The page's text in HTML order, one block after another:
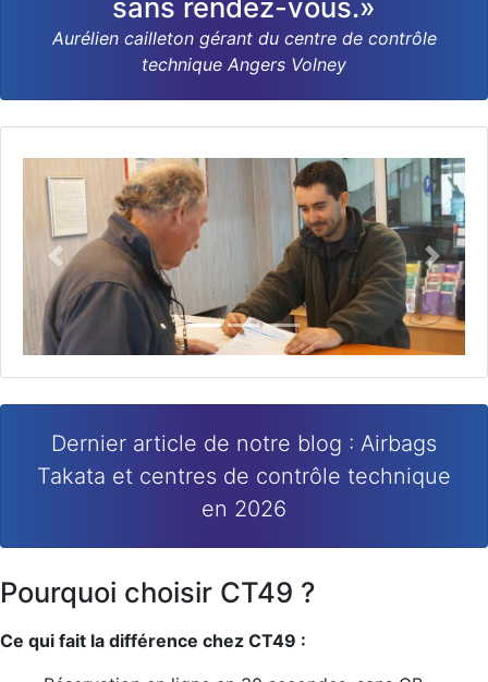
sans rendez-vous.»
Aurélien cailleton gérant du centre de contrôle
technique Angers Volney
Précédent
Dernier article de notre blog : Airbags
Takata et centres de contrôle technique
en 2026
Pourquoi choisir CT49 ?
Ce qui fait la différence chez CT49 :